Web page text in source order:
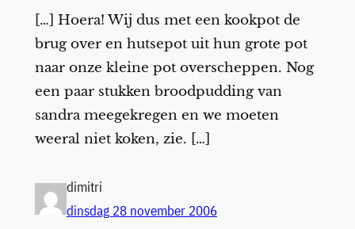
[…] Hoera! Wij dus met een kookpot de
brug over en hutsepot uit hun grote pot
naar onze kleine pot overscheppen. Nog
een paar stukken broodpudding van
sandra meegekregen en we moeten
weeral niet koken, zie. […]
dimitri
dinsdag 28 november 2006